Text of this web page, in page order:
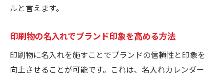
名入れカレンダーで企業イメージを定着さ
印刷物の品質がブランド信頼度に直結する
理由
名入れカレンダーを活用した継続的なブラ
ルと言えます。
印刷物の名入れでブランド印象を高める方法
印刷物に名入れを施すことでブランドの信頼性と印象を
向上させることが可能です。これは、名入れカレンダー